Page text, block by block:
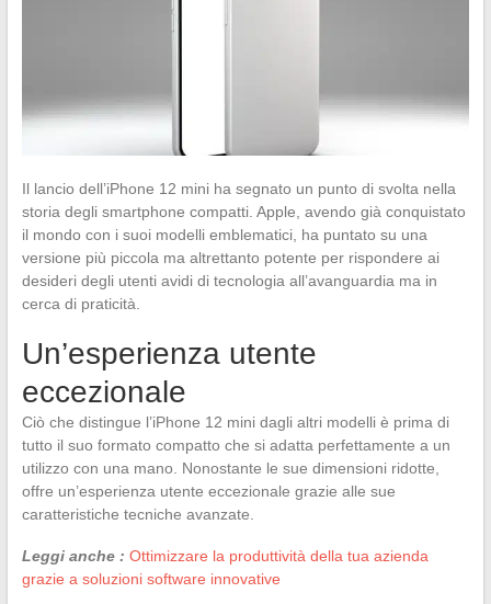
Il lancio dell’iPhone 12 mini ha segnato un punto di svolta nella
storia degli smartphone compatti. Apple, avendo già conquistato
il mondo con i suoi modelli emblematici, ha puntato su una
versione più piccola ma altrettanto potente per rispondere ai
desideri degli utenti avidi di tecnologia all’avanguardia ma in
cerca di praticità.
Un’esperienza utente
eccezionale
Ciò che distingue l’iPhone 12 mini dagli altri modelli è prima di
tutto il suo formato compatto che si adatta perfettamente a un
utilizzo con una mano. Nonostante le sue dimensioni ridotte,
offre un’esperienza utente eccezionale grazie alle sue
caratteristiche tecniche avanzate.
Leggi anche : Ottimizzare la produttività della tua azienda
grazie a soluzioni software innovative